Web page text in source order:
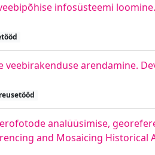
infosüsteemi
veebirakenduse arendamine.
analüüsimise,
and Mosaicing